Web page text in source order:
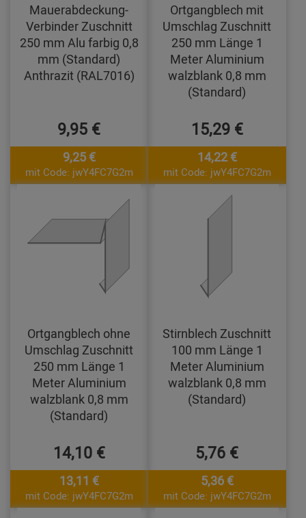
Mauerabdeckung-
Verbinder Zuschnitt
250 mm Alu farbig 0,8
mm (Standard)
Anthrazit (RAL7016)
9,95 €
9,25 €
mit Code: jwY4FC7G2m
Ortgangblech mit
Umschlag Zuschnitt
250 mm Länge 1
Meter Aluminium
walzblank 0,8 mm
(Standard)
15,29 €
14,22 €
mit Code: jwY4FC7G2m
Ortgangblech ohne
Umschlag Zuschnitt
250 mm Länge 1
Meter Aluminium
walzblank 0,8 mm
(Standard)
14,10 €
13,11 €
mit Code: jwY4FC7G2m
Stirnblech Zuschnitt
100 mm Länge 1
Meter Aluminium
walzblank 0,8 mm
(Standard)
5,76 €
5,36 €
mit Code: jwY4FC7G2m